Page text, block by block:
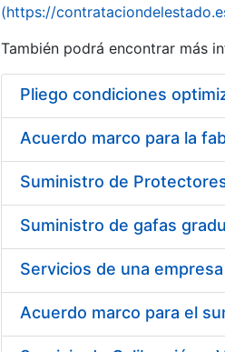
Show/Hide
Show/Hide
Show/Hide
(https://
También podrá encontrar más
Pliego condiciones
Acuerdo marco para la
Acuerdo marco para el